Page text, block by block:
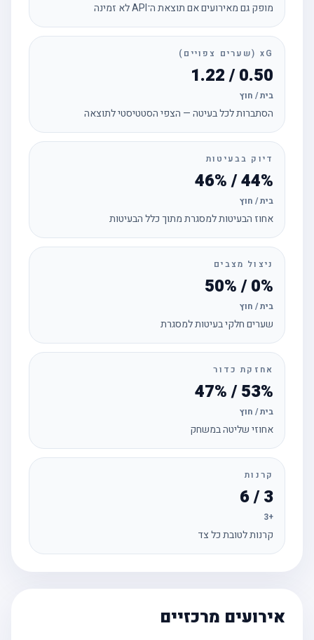
מופק גם מאירועים אם תוצאת ה־API לא זמינה
xG (שערים צפויים)
0.50 / 1.22
בית / חוץ
הסתברות לכל בעיטה — הצפי הסטטיסטי לתוצאה
דיוק בבעיטות
44% / 46%
בית / חוץ
אחוז הבעיטות למסגרת מתוך כלל הבעיטות
ניצול מצבים
0% / 50%
בית / חוץ
שערים חלקי בעיטות למסגרת
אחזקת כדור
53% / 47%
בית / חוץ
אחוזי שליטה במשחק
קרנות
3 / 6
קרנות לטובת כל צד
אירועים מרכזיים